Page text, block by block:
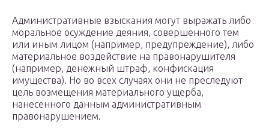
Административные взыскания могут выражать либо
моральное осуждение деяния, совершенного тем
или иным лицом (например, предупреждение), либо
материальное воздействие на правонарушителя
(например, денежный штраф, конфискация
имущества). Но во всех случаях они не преследуют
цель возмещения материального ущерба,
нанесенного данным административным
правонарушением.